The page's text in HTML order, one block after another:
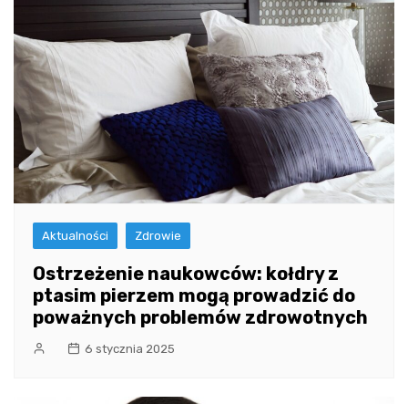
Aktualności Zdrowie
Ostrzeżenie naukowców: kołdry z
ptasim pierzem mogą prowadzić do
poważnych problemów zdrowotnych
6 stycznia 2025